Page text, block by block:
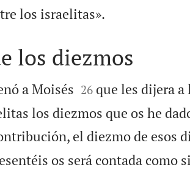
los israelitas».
los diezmos
a Moisés
26 que les dijera
los diezmos que os he
el diezmo de esos
os será contada como